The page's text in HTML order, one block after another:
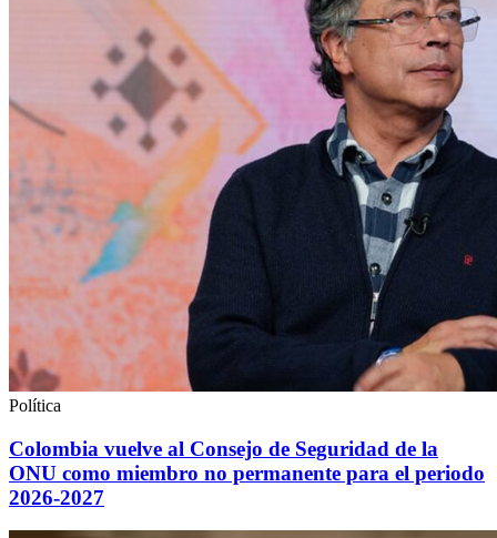
Política
Colombia vuelve al Consejo de Seguridad de la
ONU como miembro no permanente para el periodo
2026-2027